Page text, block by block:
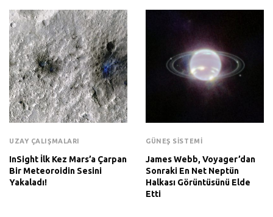
UZAY ÇALIŞMALARI
InSight İlk Kez Mars’a Çarpan
Bir Meteoroidin Sesini
Yakaladı!
GÜNEŞ SISTEMI
James Webb, Voyager’dan
Sonraki En Net Neptün
Halkası Görüntüsünü Elde
Etti